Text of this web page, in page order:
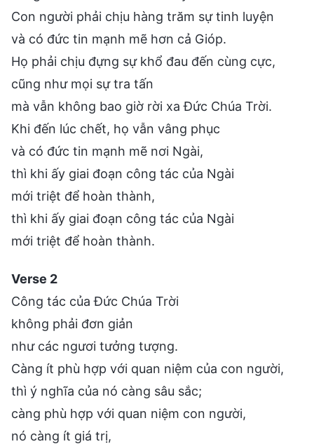
Con người phải chịu hàng trăm sự tinh luyện
và có đức tin mạnh mẽ hơn cả Gióp.
Họ phải chịu đựng sự khổ đau đến cùng cực,
cũng như mọi sự tra tấn
mà vẫn không bao giờ rời xa Đức Chúa Trời.
Khi đến lúc chết, họ vẫn vâng phục
và có đức tin mạnh mẽ nơi Ngài,
thì khi ấy giai đoạn công tác của Ngài
mới triệt để hoàn thành,
thì khi ấy giai đoạn công tác của Ngài
mới triệt để hoàn thành.
Verse 2
Công tác của Đức Chúa Trời
không phải đơn giản
như các ngươi tưởng tượng.
Càng ít phù hợp với quan niệm của con người,
thì ý nghĩa của nó càng sâu sắc;
càng phù hợp với quan niệm con người,
nó càng ít giá trị,